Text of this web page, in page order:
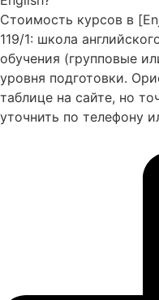
Стоимость курсов в
119/1: школа
обучения (групповые
уровня подготовки.
таблице на сайте, но
уточнить по телефону